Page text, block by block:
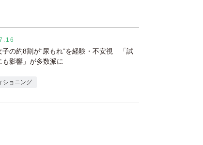
子の約8割が“尿もれ”を経験・不安視 「試
も影響」が多数派に
ショニング